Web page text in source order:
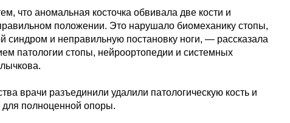
что аномальная косточка обвивала две кости и
положении. Это нарушало биомеханику стопы,
синдром и неправильную постановку ноги, — рассказала
патологии стопы, нейроортопедии и системных
врачи разъединили удалили патологическую кость и
полноценной опоры.